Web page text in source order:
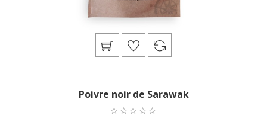
Poivre noir de Sarawak